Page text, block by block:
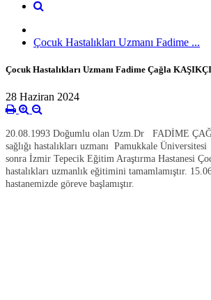
Çocuk Hastalıkları Uzmanı Fadime ...
Çocuk Hastalıkları Uzmanı Fadime Çağla
28 Haziran 2024
20.08.1993 Doğumlu olan Uzm.Dr FADİME
sağlığı hastalıkları uzmanı Pamukkale
sonra İzmir Tepecik Eğitim Araştırma Hastanesi
hastalıkları uzmanlık eğitimini tamamlamıştır.
hastanemizde göreve başlamıştır.